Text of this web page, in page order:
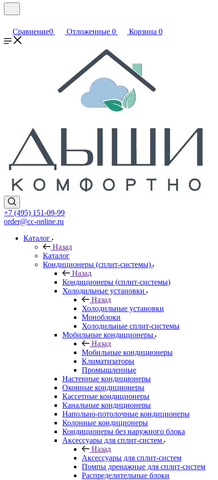
Сравнение0 Отложенные 0 Корзина 0
+7 (495) 151-09-99
order@cc-online.ru
Каталог
Назад
Каталог
Кондиционеры (сплит-системы)
Назад
Кондиционеры (сплит-системы)
Холодильные установки
Назад
Холодильные установки
Моноблоки
Холодильные сплит-системы
Мобильные кондиционеры
Назад
Мобильные кондиционеры
Климатизаторы
Промышленные
Настенные кондиционеры
Оконные кондиционеры
Кассетные кондиционеры
Канальные кондиционеры
Напольно-потолочные кондиционеры
Колонные кондиционеры
Кондиционеры без наружного блока
Аксессуары для сплит-систем
Назад
Аксессуары для сплит-систем
Помпы дренажные для сплит-систем
Распределительные блоки